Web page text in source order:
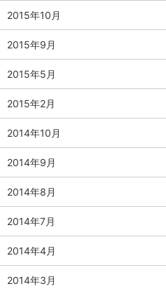
2015年10月
2015年9月
2015年5月
2015年2月
2014年10月
2014年9月
2014年8月
2014年7月
2014年4月
2014年3月